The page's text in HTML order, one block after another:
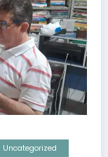
Uncategorized